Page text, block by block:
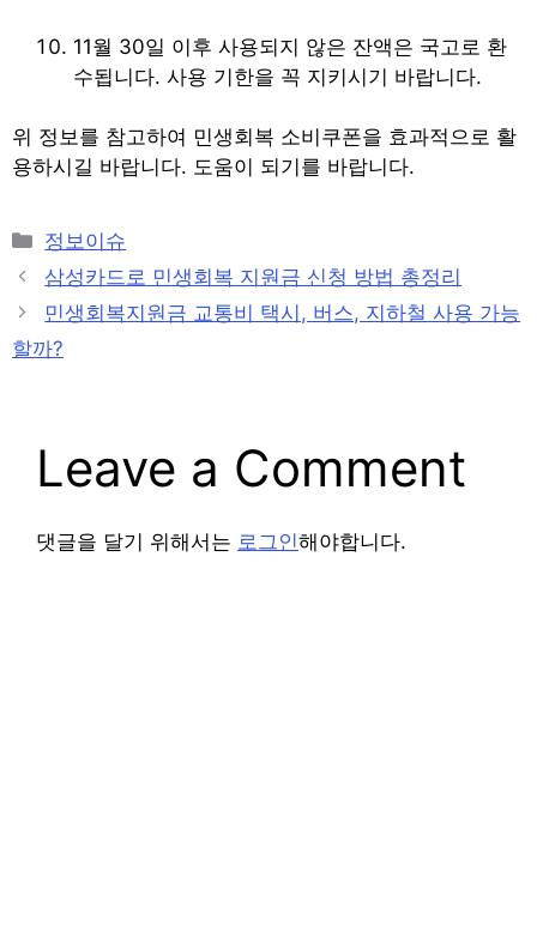
11월 30일 이후 사용되지 않은 잔액은 국고로 환
수됩니다. 사용 기한을 꼭 지키시기 바랍니다.
위 정보를 참고하여 민생회복 소비쿠폰을 효과적으로 활
용하시길 바랍니다. 도움이 되기를 바랍니다.
Categories
정보이슈
Post
navigation
삼성카드로 민생회복 지원금 신청 방법 총정리
민생회복지원금 교통비 택시, 버스, 지하철 사용 가능
할까?
Leave a Comment
댓글을 달기 위해서는 로그인해야합니다.